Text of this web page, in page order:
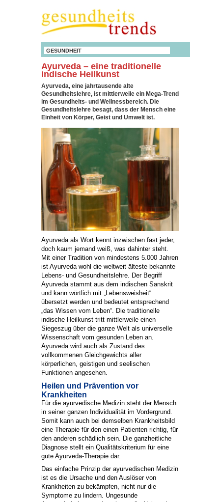
GESUNDHEIT
Ayurveda – eine traditionelle
indische Heilkunst
Ayurveda, eine jahrtausende alte
Gesundheitslehre, ist mittlerweile ein Mega-Trend
im Gesundheits- und Wellnessbereich. Die
Gesundheitslehre besagt, dass der Mensch eine
Einheit von Körper, Geist und Umwelt ist.
Ayurveda als Wort kennt inzwischen fast jeder,
doch kaum jemand weiß, was dahinter steht.
Mit einer Tradition von mindestens 5.000 Jahren
ist Ayurveda wohl die weltweit älteste bekannte
Lebens- und Gesundheitslehre. Der Begriff
Ayurveda stammt aus dem indischen Sanskrit
und kann wörtlich mit „Lebensweisheit“
übersetzt werden und bedeutet entsprechend
„das Wissen vom Leben“. Die traditionelle
indische Heilkunst tritt mittlerweile einen
Siegeszug über die ganze Welt als universelle
Wissenschaft vom gesunden Leben an.
Ayurveda wird auch als Zustand des
vollkommenen Gleichgewichts aller
körperlichen, geistigen und seelischen
Funktionen angesehen.
Heilen und Prävention vor
Krankheiten
Für die ayurvedische Medizin steht der Mensch
in seiner ganzen Individualität im Vordergrund.
Somit kann auch bei demselben Krankheitsbild
eine Therapie für den einen Patienten richtig, für
den anderen schädlich sein. Die ganzheitliche
Diagnose stellt ein Qualitätskriterium für eine
gute Ayurveda-Therapie dar.
Das einfache Prinzip der ayurvedischen Medizin
ist es die Ursache und den Auslöser von
Krankheiten zu bekämpfen, nicht nur die
Symptome zu lindern. Ungesunde